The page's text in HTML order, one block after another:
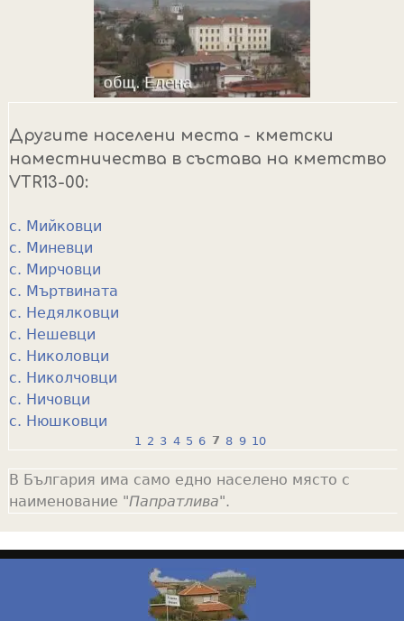
Другите населени места - кметски
наместничества в състава на кметство
VTR13-00:
с. Мийковци
с. Миневци
с. Мирчовци
с. Мъртвината
с. Недялковци
с. Нешевци
с. Николовци
с. Николчовци
с. Ничовци
с. Нюшковци
a
g
e
1 2 3 4 5 6 7 8 9 10
В България има само едно населено място с
наименование "Папратлива".